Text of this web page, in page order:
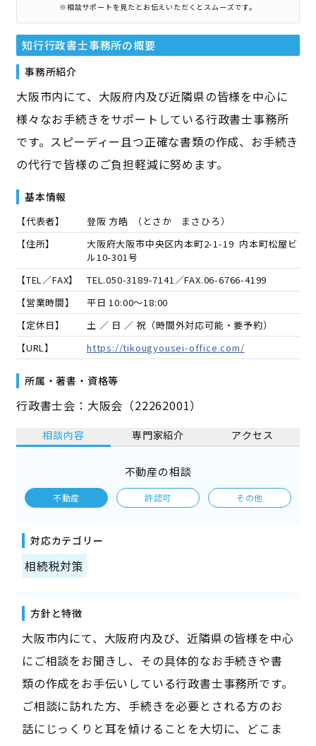
※相談サポートを見たとお伝えいただくとスムーズです。
知行行政書士事務所の概要
事務所紹介
大阪市内にて、大阪府内及び近隣県の皆様を中心に
様々なお手続きをサポートしている行政書士事務所
です。スピーディー且つ正確な書類の作成、お手続き
の代行で皆様のご負担軽減に努めます。
基本情報
【代表者】 登阪 方皓 （ とさか まさひろ）
【住所】
大阪府大阪市中央区内本町2-1-19 内本町松屋ビ
ル10-301号
【TEL／FAX】
TEL.050-3189-7141 ／FAX.06-6766-4199
【営業時間】
平日 10:00～18:00
【定休日】
土 ／ 日 ／ 祝（時間外対応可能・要予約）
【URL】
https://tikougyousei-office.com/
所属・著書・資格等
行政書士会：大阪会（22262001）
相談内容 専門家紹介 アクセス
不動産の相談
不動産 許認可 その他
対応カテゴリー
相続税対策
方針と特徴
大阪市内にて、大阪府内及び、近隣県の皆様を中心
にご相談をお聞きし、その具体的なお手続きや書
類の作成をお手伝いしている行政書士事務所です。
ご相談に訪れた方、手続きを必要とされる方のお
話にじっくりと耳を傾けることを大切に、どこま